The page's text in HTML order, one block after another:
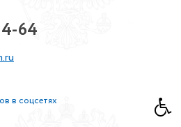
64
в соцсетях